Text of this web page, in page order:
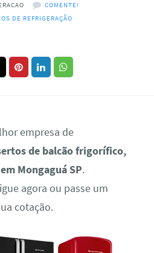
COMENTE!
DE REFRIGERAÇÃO
empresa de
de balcão frigorífico,
Mongaguá SP.
agora ou passe um
cotação.